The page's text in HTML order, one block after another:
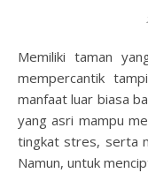
Memiliki taman yang indah di rumah bukan hanya soal
mempercantik
manfaat luar biasa
yang asri mampu
tingkat stres, serta
Namun, untuk